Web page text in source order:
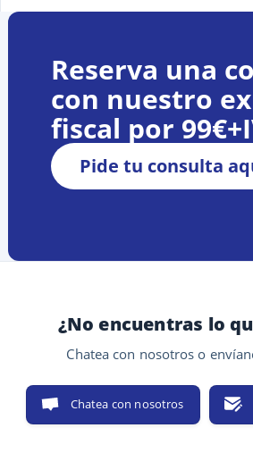
Reserva una
con nuestro
fiscal por
Pide tu consulta
¿No encuentras lo
Chatea con nosotros o
Chatea con nosotros